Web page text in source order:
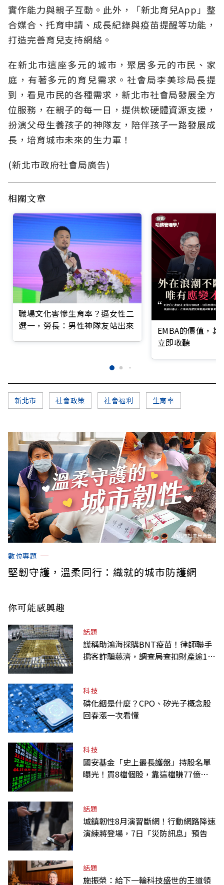
實作能力與親子互動。此外，「新北育兒App」整
合媒合、托育申請、成長紀錄與疫苗提醒等功能，
打造完善育兒支持網絡。
在新北市這座多元的城市，聚居多元的市民、家
庭，有著多元的育兒需求。社會局李美珍局長提
到，看見市民的各種需求，新北市社會局發展全方
位服務，在親子的每一日，提供軟硬體資源支援，
扮演父母生養孩子的神隊友，陪伴孩子一路發展成
長，培育城市未來的生力軍！
(新北市政府社會局廣告)
相關文章
職場文化害慘生育率？逼女性二
選一，勞長：男性神隊友站出來
EMBA的價值，
立即收聽
新北市 社會政策 社會福利 生育率
數位專題
堅韌守護，溫柔同行：織就的城市防護網
你可能感興趣
話題
謊稱助鴻海採購BNT疫苗！律師聯手
掮客詐騙慈濟，調查局查扣財產逾10
科技
磷化銦是什麼？CPO、矽光子概念股
回春漲一次看懂
科技
國安基金「史上最長護盤」持股名單
曝光！買8檔個股，靠這檔賺77億最
話題
城鎮韌性8月演習斷網！行動網路降速
演練將登場，7日「災防訊息」預告
話題
施振榮：給下一輪科技盛世的王道領